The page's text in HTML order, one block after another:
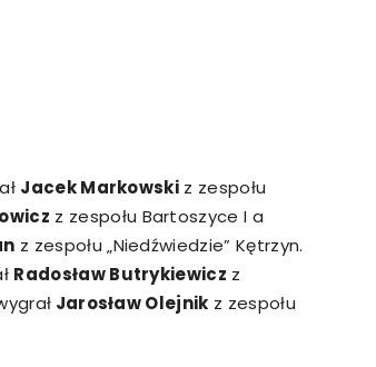
Jacek Markowski z zespołu
z zespołu Bartoszyce I a
z zespołu „Niedźwiedzie” Kętrzyn.
Radosław Butrykiewicz z
Jarosław Olejnik z zespołu